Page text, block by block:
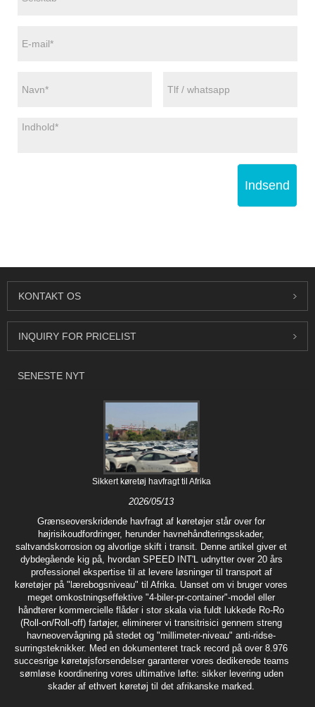
Indsend
KONTAKT OS
INQUIRY FOR PRICELIST
SENESTE NYT
Sikkert køretøj havfragt til Afrika
2026/05/13
Grænseoverskridende havfragt af køretøjer står over for
højrisikoudfordringer, herunder havnehåndteringsskader,
saltvandskorrosion og alvorlige skift i transit. Denne artikel giver et
dybdegående kig på, hvordan SPEED INT'L udnytter over 20 års
professionel ekspertise til at levere løsninger til transport af
køretøjer på "lærebogsniveau" til Afrika. Uanset om vi bruger vores
meget omkostningseffektive "4-biler-pr-container"-model eller
håndterer kommercielle flåder i stor skala via fuldt lukkede Ro-Ro
(Roll-on/Roll-off) fartøjer, eliminerer vi transitrisici gennem streng
havneovervågning på stedet og "millimeter-niveau" anti-ridse-
surringsteknikker. Med en dokumenteret track record på over 8.976
succesrige køretøjsforsendelser garanterer vores dedikerede teams
sømløse koordinering vores ultimative løfte: sikker levering uden
skader af ethvert køretøj til det afrikanske marked.